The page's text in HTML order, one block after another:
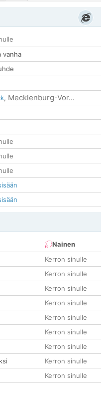
vanha
, Mecklenburg-Vor...
Nainen
Kerron sinulle
Kerron sinulle
Kerron sinulle
Kerron sinulle
Kerron sinulle
Kerron sinulle
Kerron sinulle
Kerron sinulle
Kerron sinulle